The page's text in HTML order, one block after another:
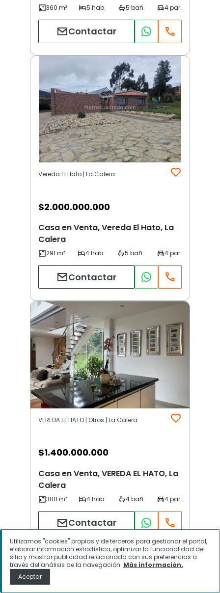
Contactar
Vereda El Hato | La Calera
$2.000.000.000
Casa en Venta, Vereda El Hato, La
Calera
Contactar
VEREDA EL HATO | Otros | La Calera
$1.400.000.000
Casa en Venta, VEREDA EL HATO, La
Calera
Contactar
Utilizamos "cookies" propias y de terceros para gestionar el portal,
elaborar información estadística, optimizar la funcionalidad del
sitio y mostrar publicidad relacionada con sus preferencias a
través del análisis de la navegación. Más información.
Aceptar